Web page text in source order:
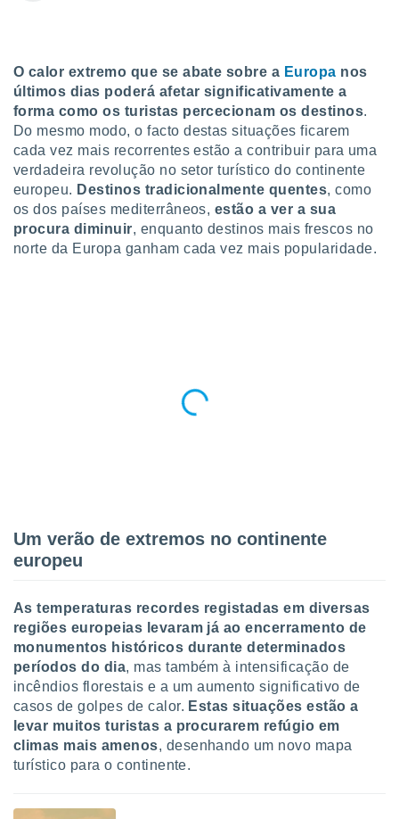
Pode
na nossa
e
a
cookies
parte
para
navegação
o
ou
Pode
através
O calor extremo que se abate sobre a Europa nos
últimos dias poderá afetar significativamente a
forma como os turistas percecionam os destinos.
Do mesmo modo, o facto destas situações ficarem
cada vez mais recorrentes estão a contribuir para uma
verdadeira revolução no setor turístico do continente
europeu. Destinos tradicionalmente quentes, como
os dos países mediterrâneos, estão a ver a sua
procura diminuir, enquanto destinos mais frescos no
norte da Europa ganham cada vez mais popularidade.
Um verão de extremos no continente
europeu
As temperaturas recordes registadas em diversas
regiões europeias levaram já ao encerramento de
monumentos históricos durante determinados
períodos do dia, mas também à intensificação de
incêndios florestais e a um aumento significativo de
casos de golpes de calor. Estas situações estão a
levar muitos turistas a procurarem refúgio em
climas mais amenos, desenhando um novo mapa
turístico para o continente.